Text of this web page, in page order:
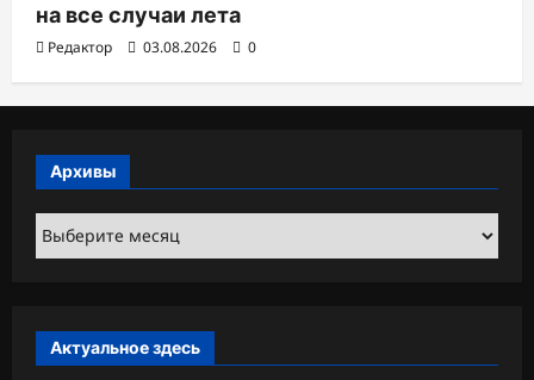
на все случаи лета
Редактор 03.08.2026 0
Архивы
Архивы
Актуальное здесь